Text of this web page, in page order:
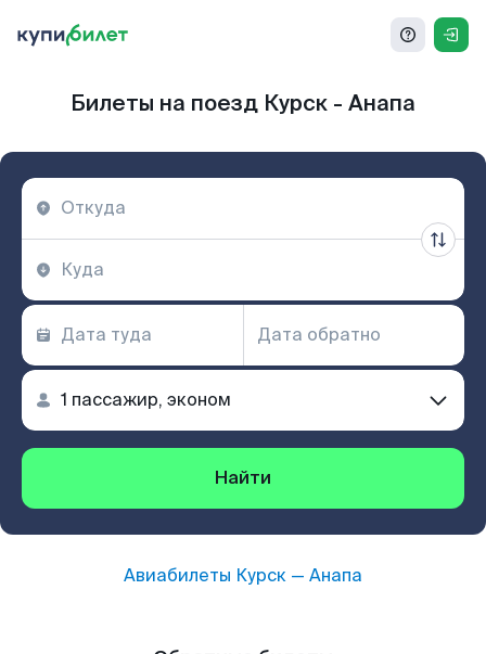
Билеты на поезд Курск - Анапа
Найти
Авиабилеты Курск — Анапа